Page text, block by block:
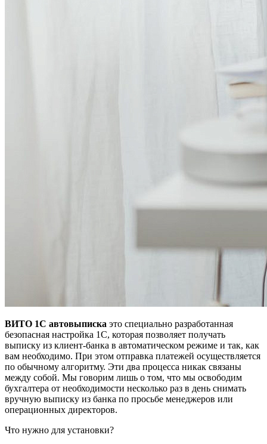
ВИТО 1С автовыписка это специально разработанная
безопасная настройка 1С, которая позволяет получать
выписку из клиент-банка в автоматическом режиме и так, как
вам необходимо. При этом отправка платежей осуществляется
по обычному алгоритму. Эти два процесса никак связаны
между собой. Мы говорим лишь о том, что мы освободим
бухгалтера от необходимости несколько раз в день снимать
вручную выписку из банка по просьбе менеджеров или
операционных директоров.
Что нужно для установки?